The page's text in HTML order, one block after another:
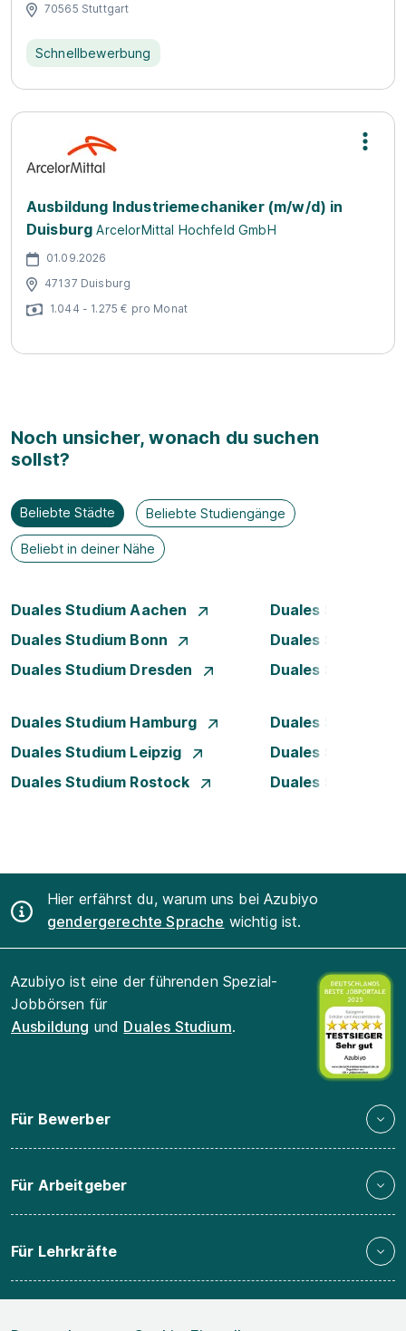
70565 Stuttgart
Schnellbewerbung
Ausbildung Industriemechaniker (m/w/d) in
Duisburg ArcelorMittal Hochfeld GmbH
01.09.2026
47137 Duisburg
1.044 - 1.275 € pro Monat
Noch unsicher, wonach du suchen
sollst?
Beliebte Städte Beliebte Studiengänge
Beliebt in deiner Nähe
Duales Studium Aachen
Duales Studium
Duales Studium Bonn
Duales Studium
Duales Studium Dresden
Duales Studium
Duales Studium Hamburg
Duales Studium
Duales Studium Leipzig
Duales Studium
Duales Studium Rostock
Duales Studium
Hier erfährst du, warum uns bei Azubiyo
gendergerechte Sprache wichtig ist.
Azubiyo ist eine der führenden Spezial-
Jobbörsen für
Ausbildung und Duales Studium.
Für Bewerber
Für Arbeitgeber
Für Lehrkräfte